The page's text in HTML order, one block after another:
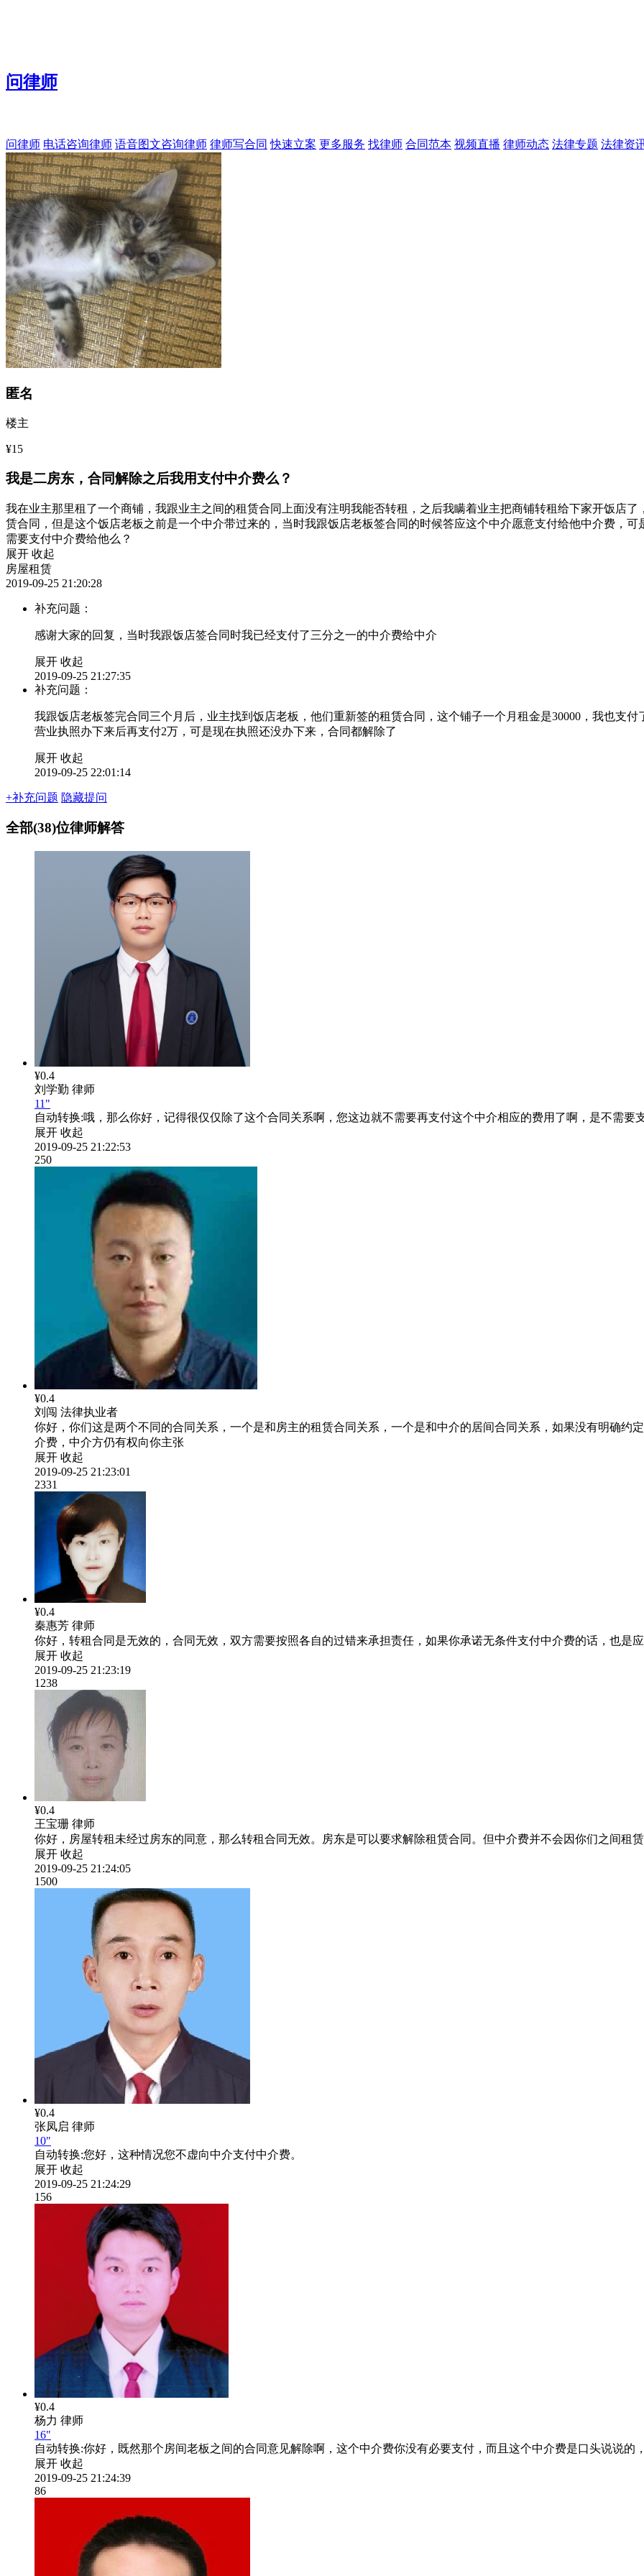
问律师
问律师 电话咨询律师 语音图文咨询律师 律师写合同 快速立案 更多服务 找律师 合同范本 视频直播 律师动态 法律专题 法律资
匿名
楼主
¥15
我是二房东，合同解除之后我用支付中介费么？
我在业主那里租了一个商铺，我跟业主之间的租赁合同上面没有注明我能否转租，之后我瞒着业主把商铺转租给下家开饭店
赁合同，但是这个饭店老板之前是一个中介带过来的，当时我跟饭店老板签合同的时候答应这个中介愿意支付给他中介费，
需要支付中介费给他么？
展开 收起
房屋租赁
2019-09-25 21:20:28
补充问题：
感谢大家的回复，当时我跟饭店签合同时我已经支付了三分之一的中介费给中介
展开 收起
2019-09-25 21:27:35
补充问题：
我跟饭店老板签完合同三个月后，业主找到饭店老板，他们重新签的租赁合同，这个铺子一个月租金是30000，我也支
营业执照办下来后再支付2万，可是现在执照还没办下来，合同都解除了
展开 收起
2019-09-25 22:01:14
+补充问题 隐藏提问
全部(38)位律师解答
¥0.4
刘学勤 律师
11"
自动转换:哦，那么你好，记得很仅仅除了这个合同关系啊，您这边就不需要再支付这个中介相应的费用了啊，是不需要
展开 收起
2019-09-25 21:22:53
250
¥0.4
刘闯 法律执业者
你好，你们这是两个不同的合同关系，一个是和房主的租赁合同关系，一个是和中介的居间合同关系，如果没有明确约
介费，中介方仍有权向你主张
展开 收起
2019-09-25 21:23:01
2331
¥0.4
秦惠芳 律师
你好，转租合同是无效的，合同无效，双方需要按照各自的过错来承担责任，如果你承诺无条件支付中介费的话，也是
展开 收起
2019-09-25 21:23:19
1238
¥0.4
王宝珊 律师
你好，房屋转租未经过房东的同意，那么转租合同无效。房东是可以要求解除租赁合同。但中介费并不会因你们之间租赁
展开 收起
2019-09-25 21:24:05
1500
¥0.4
张凤启 律师
10"
自动转换:您好，这种情况您不虚向中介支付中介费。
展开 收起
2019-09-25 21:24:29
156
¥0.4
杨力 律师
16"
自动转换:你好，既然那个房间老板之间的合同意见解除啊，这个中介费你没有必要支付，而且这个中介费是口头说说的
展开 收起
2019-09-25 21:24:39
86